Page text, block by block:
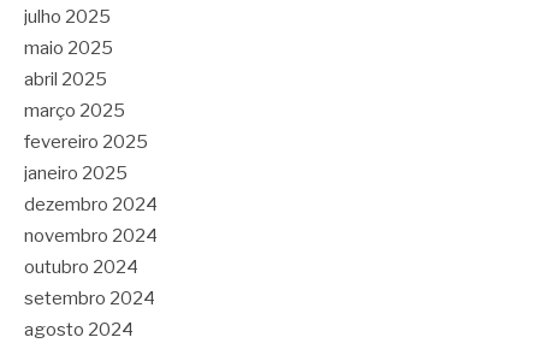
julho 2025
maio 2025
abril 2025
março 2025
fevereiro 2025
janeiro 2025
dezembro 2024
novembro 2024
outubro 2024
setembro 2024
agosto 2024